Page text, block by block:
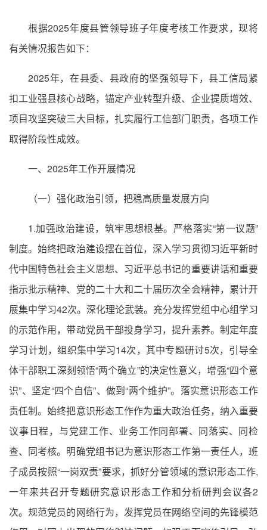
根据2025年度县管领导班子年度考核工作要求，现将
有关情况报告如下：
2025年，在县委、县政府的坚强领导下，县工信局紧
扣工业强县核心战略，锚定产业转型升级、企业提质增效、
项目攻坚突破三大目标，扎实履行工信部门职责，各项工作
取得阶段性成效。
一、2025年工作开展情况
（一）强化政治引领，把稳高质量发展方向
1.加强政治建设，筑牢思想根基。严格落实“第一议题”
制度。始终把政治建设摆在首位，深入学习贯彻习近平新时
代中国特色社会主义思想、习近平总书记的重要讲话和重要
指示批示精神、党的二十大和二十届历次全会精神，累计开
展集中学习42次。深化理论武装。充分发挥党组中心组学习
的示范作用，带动党员干部投身学习，提升素养。制定年度
学习计划，组织集中学习14次，其中专题研讨5次，引导全
体干部职工深刻领悟“两个确立”的决定性意义，增强“四个意
识”、坚定“四个自信”、做到“两个维护”。落实意识形态工作
责任制。始终把意识形态工作作为重大政治任务，纳入重要
议事日程，与党建工作、业务工作同部署、同落实、同检
查、同考核。明确党组书记为意识形态工作第一责任人，班
子成员按照“一岗双责”要求，抓好分管领域的意识形态工作,
一年来共召开专题研究意识形态工作和分析研判会议各2
次。规范党员的网络行为，发挥党员在网络空间的先锋模范